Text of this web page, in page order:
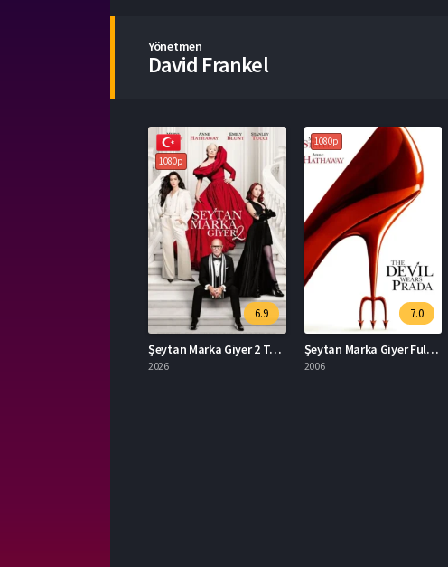
Yönetmen
David Frankel
1080p
6.9
Şeytan Marka Giyer 2 Türkçe Dublaj İzle
2026
1080p
7.0
Şeytan Marka Giyer Full HD İzle
2006